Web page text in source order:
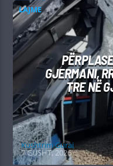
LAJME
GJERMANI,
TRE NË
Kushtrim Guraj
7 GUSHT, 2026